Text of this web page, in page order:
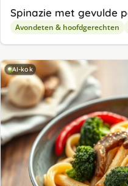
Spinazie met gevulde
Avondeten & hoofdgerechten
AI-kok